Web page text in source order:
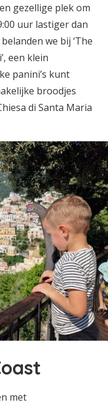
gezellige plek om
uur lastiger dan
we bij ‘The
een klein
panini’s kunt
broodjes
di Santa Maria
met